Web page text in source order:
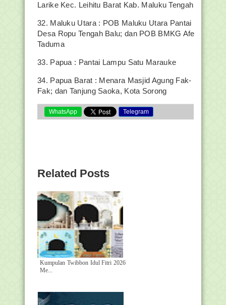
Larike Kec. Leihitu Barat Kab. Maluku Tengah
32. Maluku Utara : POB Maluku Utara Pantai
Desa Ropu Tengah Balu; dan POB BMKG Afe
Taduma
33. Papua : Pantai Lampu Satu Marauke
34. Papua Barat : Menara Masjid Agung Fak-
Fak; dan Tanjung Saoka, Kota Sorong
WhatsApp Telegram
Related Posts
Kumpulan Twibbon Idul Fitri 2026
Me...